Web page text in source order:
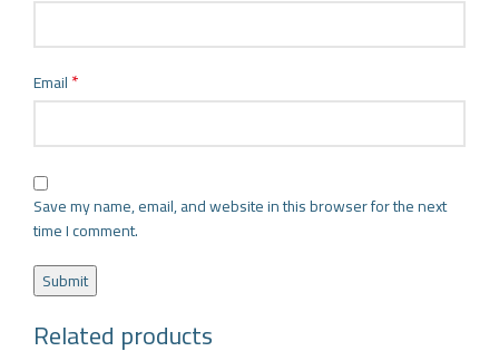
Email*
Save my name, email, and website in this browser for the next
time I comment.
Related products